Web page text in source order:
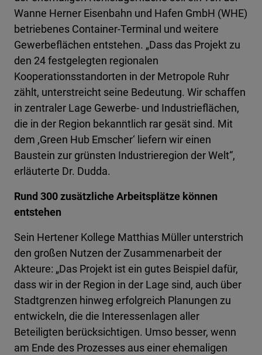
Wanne Herner Eisenbahn und Hafen GmbH (WHE)
betriebenes Container-Terminal und weitere
Gewerbeflächen entstehen. „Dass das Projekt zu
den 24 festgelegten regionalen
Kooperationsstandorten in der Metropole Ruhr
zählt, unterstreicht seine Bedeutung. Wir schaffen
in zentraler Lage Gewerbe- und Industrieflächen,
die in der Region bekanntlich rar gesät sind. Mit
dem ,Green Hub Emscher‘ liefern wir einen
Baustein zur grünsten Industrieregion der Welt“,
erläuterte Dr. Dudda.
Rund 300 zusätzliche Arbeitsplätze können
entstehen
Sein Hertener Kollege Matthias Müller unterstrich
den großen Nutzen der Zusammenarbeit der
Akteure: „Das Projekt ist ein gutes Beispiel dafür,
dass wir in der Region in der Lage sind, auch über
Stadtgrenzen hinweg erfolgreich Planungen zu
entwickeln, die die Interessenlagen aller
Beteiligten berücksichtigen. Umso besser, wenn
am Ende des Prozesses aus einer ehemaligen